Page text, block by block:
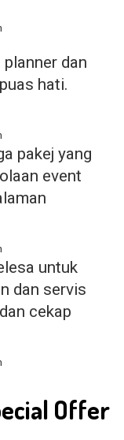
dan
hati.
pakej yang
event
untuk
dan servis
cekap
Offer